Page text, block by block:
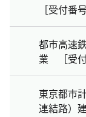
［受付番
都市高速
業 ［受付
東京都市
連結路）